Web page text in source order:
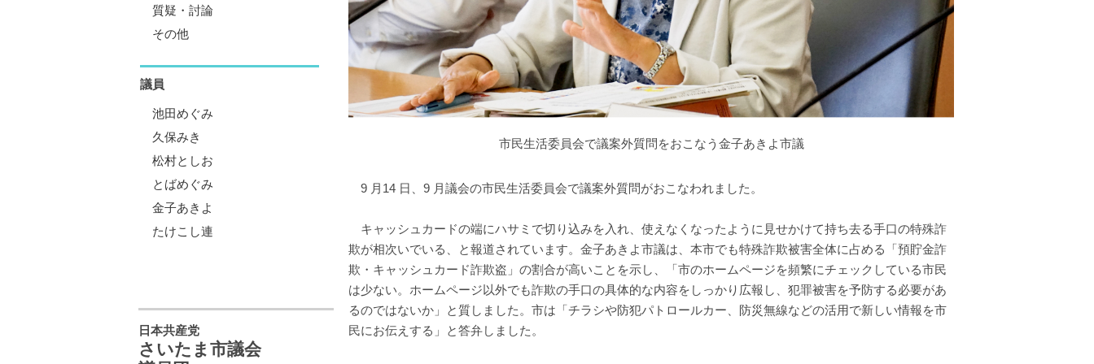
市民生活委員会で議案外質問をおこなう金子あきよ市議
9 月14 日、9 月議会の市民生活委員会で議案外質問がおこなわれました。
キャッシュカードの端にハサミで切り込みを入れ、使えなくなったように見せかけて持ち去る手口の特殊詐
欺が相次いでいる、と報道されています。金子あきよ市議は、本市でも特殊詐欺被害全体に占める「預貯金詐
欺・キャッシュカード詐欺盗」の割合が高いことを示し、「市のホームページを頻繁にチェックしている市民
は少ない。ホームページ以外でも詐欺の手口の具体的な内容をしっかり広報し、犯罪被害を予防する必要があ
るのではないか」と質しました。市は「チラシや防犯パトロールカー、防災無線などの活用で新しい情報を市
民にお伝えする」と答弁しました。
質疑・討論
その他
議員
池田めぐみ
久保みき
松村としお
とばめぐみ
金子あきよ
たけこし連
日本共産党
さいたま市議会